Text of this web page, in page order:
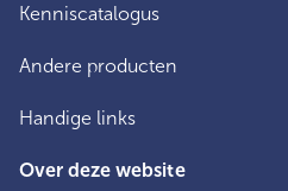
Kenniscatalogus
Andere producten
Handige links
Over deze website